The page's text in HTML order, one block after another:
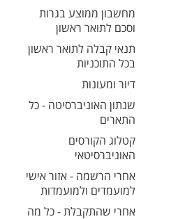
מחשבון ממוצע בגרות
וסכם לתואר ראשון
תנאי קבלה לתואר ראשון
בכל התוכניות
דיור ומעונות
שנתון האוניברסיטה - כל
התארים
קטלוג הקורסים
האוניברסיטאי
אחרי הרשמה - אזור אישי
למועמדים ולמועמדות
אחרי שהתקבלת - כל מה